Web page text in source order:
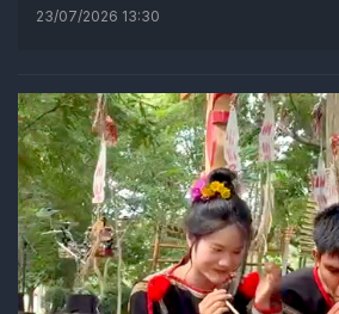
23/07/2026 13:30